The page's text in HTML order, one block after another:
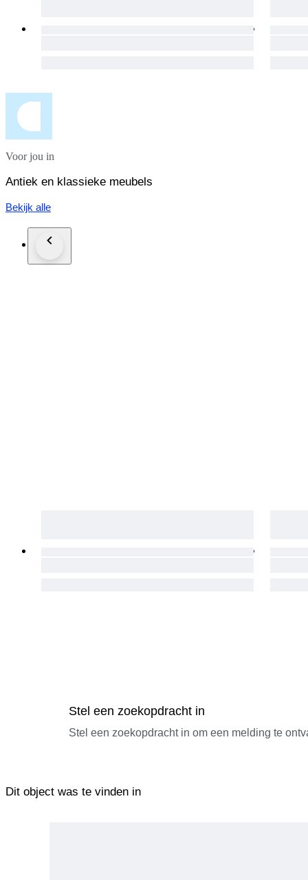
Voor jou in
Antiek en klassieke meubels
Bekijk alle
Stel een zoekopdracht in
Stel een zoekopdracht in om een melding te
Dit object was te vinden in